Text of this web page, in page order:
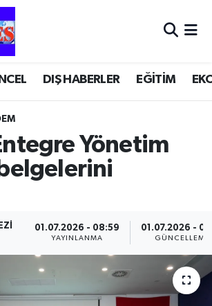
DIŞ HABERLER EĞİTİM
Yönetim
01.07.2026 - 08:59
YAYINLANMA
01.07.2026 -
GÜNCELLEME